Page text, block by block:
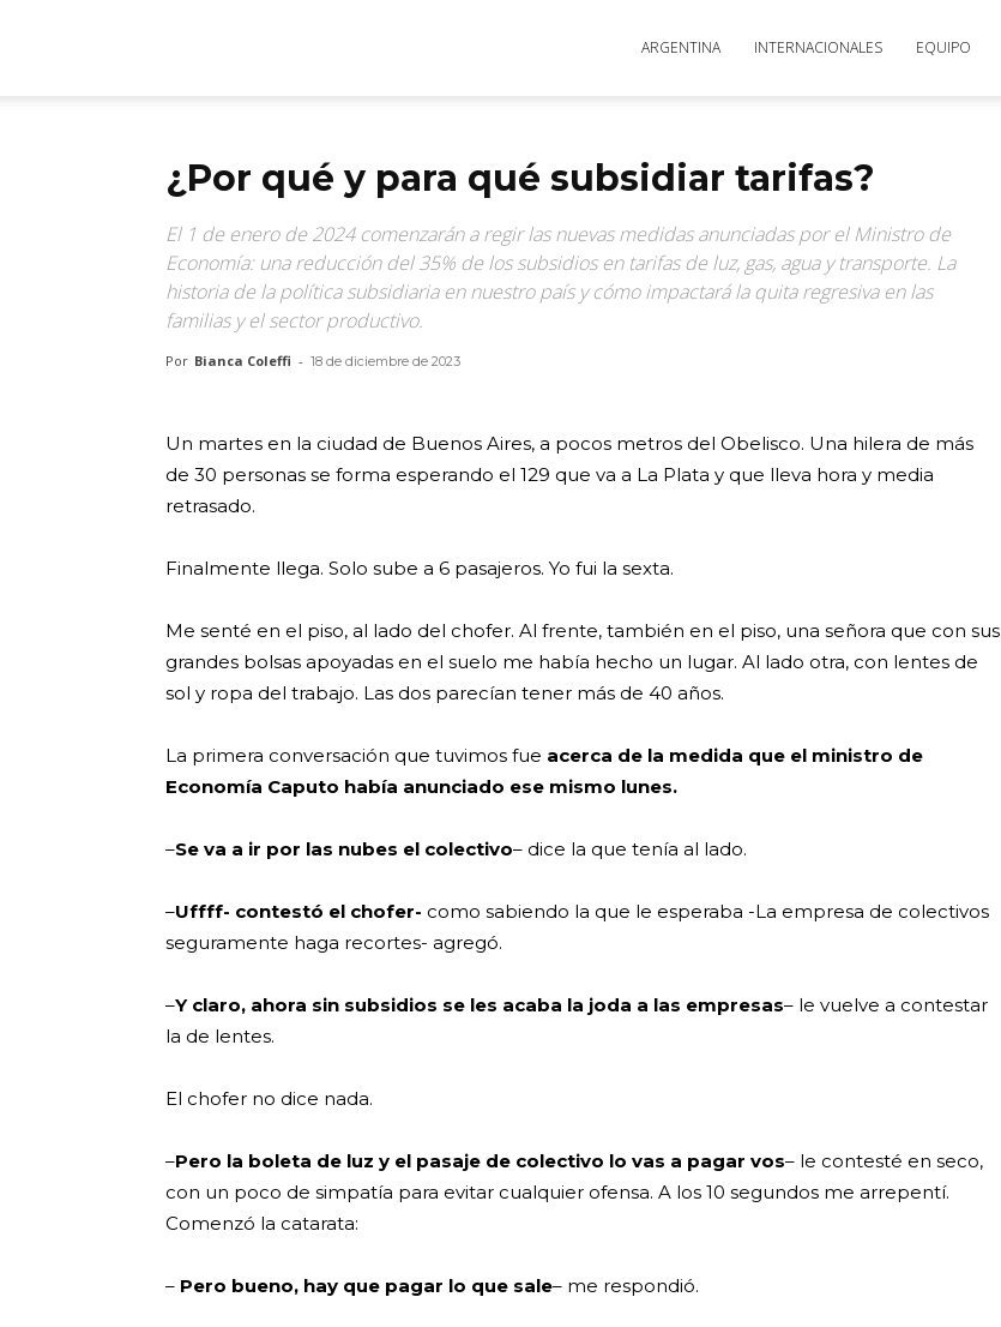
ARGENTINA INTERNACIONALES EQUIPO
¿Por qué y para qué subsidiar tarifas?
El 1 de enero de 2024 comenzarán a regir las nuevas medidas anunciadas por el Ministro de
Economía: una reducción del 35% de los subsidios en tarifas de luz, gas, agua y transporte. La
historia de la política subsidiaria en nuestro país y cómo impactará la quita regresiva en las
familias y el sector productivo.
Por Bianca Coleffi - 18 de diciembre de 2023
Un martes en la ciudad de Buenos Aires, a pocos metros del Obelisco. Una hilera de más
de 30 personas se forma esperando el 129 que va a La Plata y que lleva hora y media
retrasado.
Finalmente llega. Solo sube a 6 pasajeros. Yo fui la sexta.
Me senté en el piso, al lado del chofer. Al frente, también en el piso, una señora que con sus
grandes bolsas apoyadas en el suelo me había hecho un lugar. Al lado otra, con lentes de
sol y ropa del trabajo. Las dos parecían tener más de 40 años.
La primera conversación que tuvimos fue acerca de la medida que el ministro de
Economía Caputo había anunciado ese mismo lunes.
–Se va a ir por las nubes el colectivo– dice la que tenía al lado.
–Uffff- contestó el chofer- como sabiendo la que le esperaba -La empresa de colectivos
seguramente haga recortes- agregó.
–Y claro, ahora sin subsidios se les acaba la joda a las empresas– le vuelve a contestar
la de lentes.
El chofer no dice nada.
–Pero la boleta de luz y el pasaje de colectivo lo vas a pagar vos– le contesté en seco,
con un poco de simpatía para evitar cualquier ofensa. A los 10 segundos me arrepentí.
Comenzó la catarata:
– Pero bueno, hay que pagar lo que sale– me respondió.